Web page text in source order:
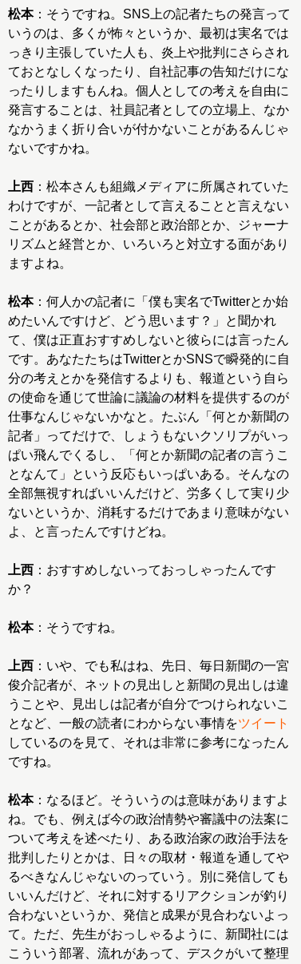
松本：そうですね。SNS上の記者たちの発言って
いうのは、多くが怖々というか、最初は実名では
っきり主張していた人も、炎上や批判にさらされ
ておとなしくなったり、自社記事の告知だけにな
ったりしますもんね。個人としての考えを自由に
発言することは、社員記者としての立場上、なか
なかうまく折り合いが付かないことがあるんじゃ
ないですかね。
上西 ：松本さんも組織メディアに所属されていた
わけですが、一記者として言えることと言えない
ことがあるとか、社会部と政治部とか、ジャーナ
リズムと経営とか、いろいろと対立する面があり
ますよね。
松本：何人かの記者に「僕も実名でTwitterとか始
めたいんですけど、どう思います？」と聞かれ
て、僕は正直おすすめしないと彼らには言ったん
です。あなたたちはTwitterとかSNSで瞬発的に自
分の考えとかを発信するよりも、報道という自ら
の使命を通じて世論に議論の材料を提供するのが
仕事なんじゃないかなと。たぶん「何とか新聞の
記者」ってだけで、しょうもないクソリプがいっ
ぱい飛んでくるし、「何とか新聞の記者の言うこ
となんて」という反応もいっぱいある。そんなの
全部無視すればいいんだけど、労多くして実り少
ないというか、消耗するだけであまり意味がない
よ、と言ったんですけどね。
上西 ：おすすめしないっておっしゃったんです
か？
松本：そうですね。
上西 ：いや、でも私はね、先日、毎日新聞の一宮
俊介記者が、ネットの見出しと新聞の見出しは違
うことや、見出しは記者が自分でつけられないこ
となど、一般の読者にわからない事情をツイート
しているのを見て、それは非常に参考になったん
ですね。
松本：なるほど。そういうのは意味がありますよ
ね。でも、例えば今の政治情勢や審議中の法案に
ついて考えを述べたり、ある政治家の政治手法を
批判したりとかは、日々の取材・報道を通してや
るべきなんじゃないのっていう。別に発信しても
いいんだけど、それに対するリアクションが釣り
合わないというか、発信と成果が見合わないよっ
て。ただ、先生がおっしゃるように、新聞社には
こういう部署、流れがあって、デスクがいて整理